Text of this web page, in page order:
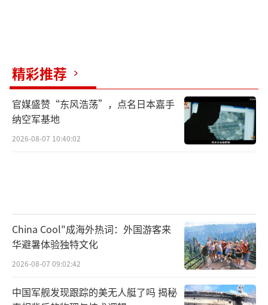
精彩推荐
官媒盛赞“东风浩荡”，点名日本嘉手
纳空军基地
2026-08-07 10:40:02
China Cool"成海外热词：外国游客来
华避暑体验独特文化
2026-08-07 09:02:42
中国军舰发现跟踪的美无人艇了吗 揭秘